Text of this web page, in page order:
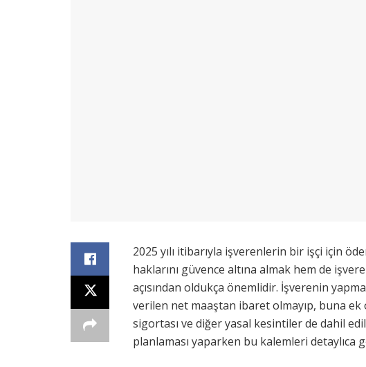
2025 yılı itibarıyla işverenlerin bir işçi için
haklarını güvence altına almak hem de
açısından oldukça önemlidir. İşverenin
verilen net maaştan ibaret olmayıp, buna
sigortası ve diğer yasal kesintiler de dahil
planlaması yaparken bu kalemleri